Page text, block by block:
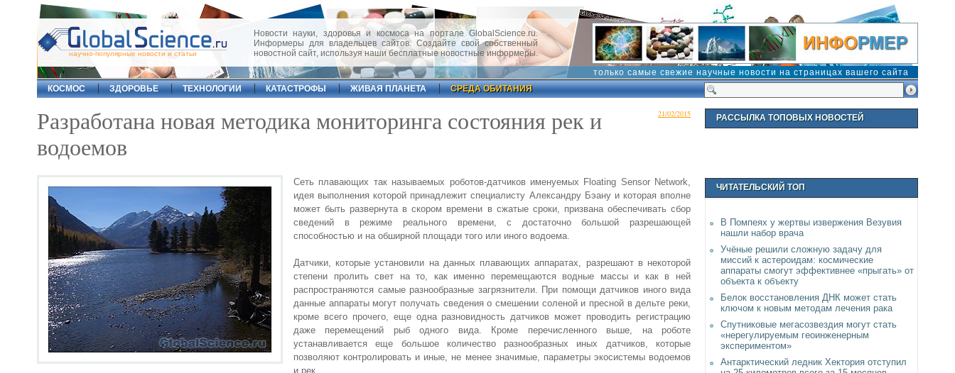
научно-популярные новости и статьи
Новости науки, здоровья и космоса на портале GlobalScience.ru.
Информеры для владельцев сайтов. Создайте свой собственный
новостной сайт, используя наши бесплатные новостные информеры.
только самые свежие научные новости на страницах вашего сайта
КОСМОС
ЗДОРОВЬЕ ТЕХНОЛОГИИ КАТАСТРОФЫ ЖИВАЯ ПЛАНЕТА СРЕДА ОБИТАНИЯ
21/02/2015
Разработана новая методика мониторинга состояния рек и
водоемов
Сеть плавающих так называемых роботов-датчиков именуемых Floating Sensor Network,
идея выполнения которой принадлежит специалисту Александру Бэану и которая вполне
может быть развернута в скором времени в сжатые сроки, призвана обеспечивать сбор
сведений в режиме реального времени, с достаточно большой разрешающей
способностью и на обширной площади того или иного водоема.
Датчики, которые установили на данных плавающих аппаратах, разрешают в некоторой
степени пролить свет на то, как именно перемещаются водные массы и как в ней
распространяются самые разнообразные загрязнители. При помощи датчиков иного вида
данные аппараты могут получать сведения о смешении соленой и пресной в дельте реки,
кроме всего прочего, еще одна разновидность датчиков может проводить регистрацию
даже перемещений рыб одного вида. Кроме перечисленного выше, на роботе
устанавливается еще большое количество разнообразных иных датчиков, которые
позволяют контролировать и иные, не менее значимые, параметры экосистемы водоемов
и рек.
РАССЫЛКА ТОПОВЫХ НОВОСТЕЙ
ЧИТАТЕЛЬСКИЙ ТОП
В Помпеях у жертвы извержения Везувия
нашли набор врача
Учёные решили сложную задачу для
миссий к астероидам: космические
аппараты смогут эффективнее «прыгать» от
объекта к объекту
Белок восстановления ДНК может стать
ключом к новым методам лечения рака
Спутниковые мегасозвездия могут стать
«нерегулируемым геоинженерным
экспериментом»
Антарктический ледник Хектория отступил